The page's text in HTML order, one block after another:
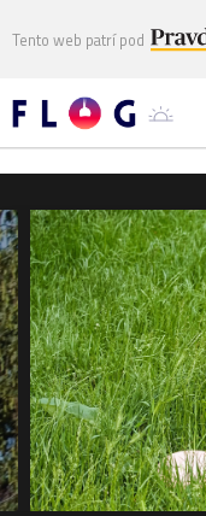
Tento web patrí pod